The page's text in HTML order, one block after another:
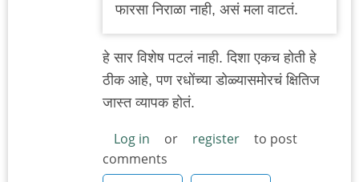
फारसा निराळा नाही, असं मला वाटतं.
हे सार विशेष पटलं नाही. दिशा एकच होती हे
ठीक आहे, पण रधोंच्या डोळ्यासमोरचं क्षितिज
जास्त व्यापक होतं.
Log in or register
to post
comments